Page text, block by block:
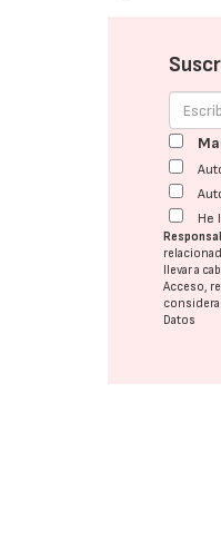
He
llevar a
Acceso,
considera
Datos